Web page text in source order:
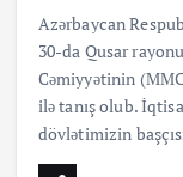
Azərbaycan
30-da Qusar
Cəmiyyətinin
ilə tanış olub.
dövlətimizin